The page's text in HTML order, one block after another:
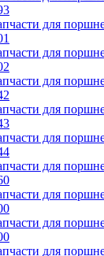
для
для
для
для
для
для
для
для
для